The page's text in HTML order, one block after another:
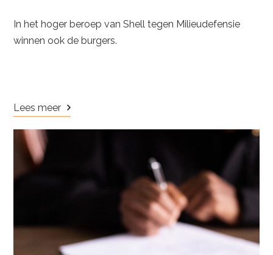
In het hoger beroep van Shell tegen Milieudefensie
winnen ook de burgers.
Lees meer